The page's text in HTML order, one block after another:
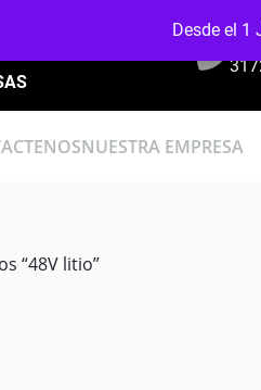
Desde el 1
NUESTRA EMPRESA
“48V litio”